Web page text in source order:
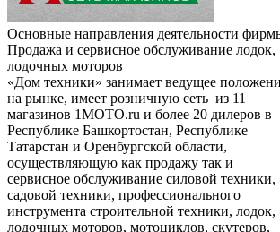
Основные направления деятельности
Продажа и сервисное обслуживание лодок,
лодочных моторов
«Дом техники» занимает ведущее
на рынке, имеет розничную сеть из 11
магазинов 1MOTO.ru и более 20 дилеров в
Республике Башкортостан, Республике
Татарстан и Оренбургской области,
осуществляющую как продажу так и
сервисное обслуживание силовой техники,
садовой техники, профессионального
инструмента строительной техники, лодок,
лодочных моторов, мотоциклов, скутеров,